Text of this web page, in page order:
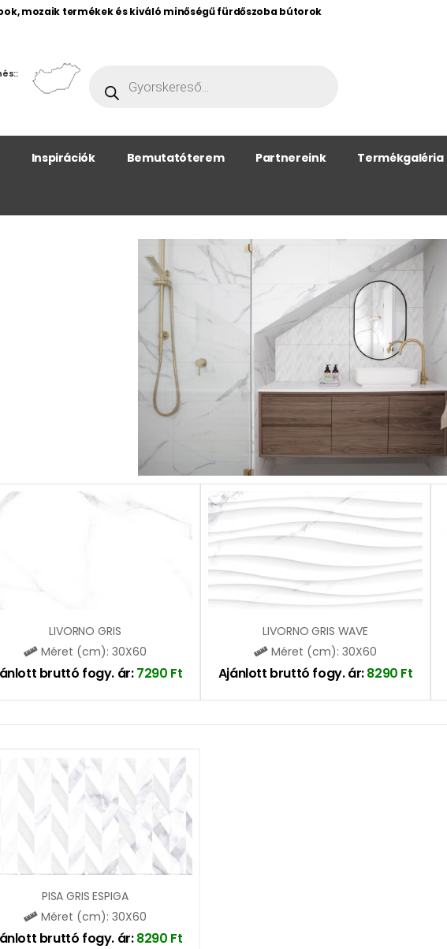
mozaik termékek és kiváló minőségű fürdőszoba bútorok
Inspirációk Bemutatóterem Partnereink Termékgaléria
LIVORNO GRIS
Méret (cm): 30X60
bruttó fogy. ár:7290 Ft
LIVORNO GRIS WAVE
Méret (cm): 30X60
Ajánlott bruttó fogy. ár:8290 Ft
PISA GRIS ESPIGA
Méret (cm): 30X60
bruttó fogy. ár:8290 Ft